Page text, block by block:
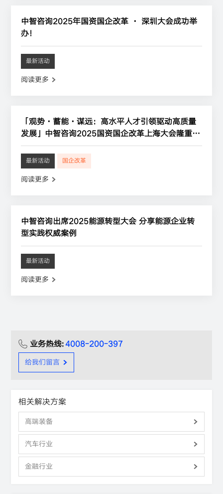
中智咨询2025年国资国企改革 · 深圳大会成功举
办！
最新活动
阅读更多
「观势·蓄能·谋远：高水平人才引领驱动高质量
发展」中智咨询2025国资国企改革上海大会隆重召
开
最新活动 国企改革
阅读更多
中智咨询出席2025能源转型大会 分享能源企业转
型实践权威案例
最新活动
阅读更多
业务热线:4008-200-397
给我们留言
相关解决方案
高端装备
汽车行业
金融行业